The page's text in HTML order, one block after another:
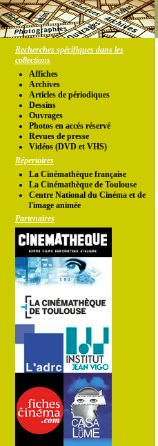
Recherches spécifiques dans les
collections
Affiches
Archives
Articles de périodiques
Dessins
Ouvrages
Photos en accés réservé
Revues de presse
Vidéos (DVD et VHS)
Répertoires
La Cinémathèque française
La Cinémathèque de Toulouse
Centre National du Cinéma et de
l'image animée
Partenaires